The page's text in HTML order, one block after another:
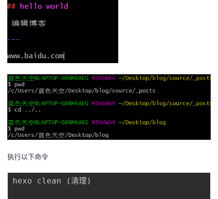
执行以下命令
hexo clean ( 清理 )